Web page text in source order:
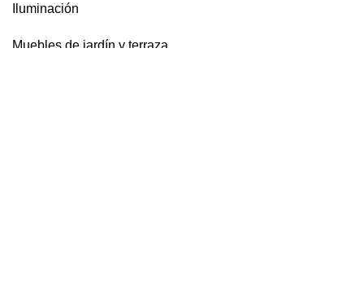
Iluminación
Muebles de jardín y terraza